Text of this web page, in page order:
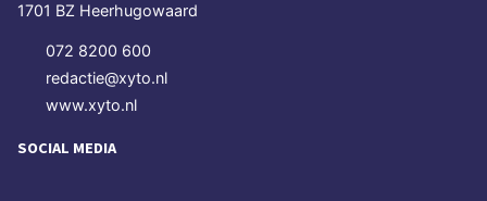
1701 BZ Heerhugowaard
072 8200 600
redactie@xyto.nl
www.xyto.nl
SOCIAL MEDIA